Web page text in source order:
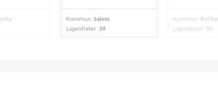
Kommun Salem
Lägenheter 39
Kommun
Lägenheter 50